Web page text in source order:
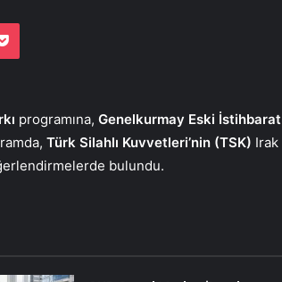
Pocket
programına, Genelkurmay Eski İstihbarat
Türk Silahlı Kuvvetleri’nin (TSK) Irak
bulundu.